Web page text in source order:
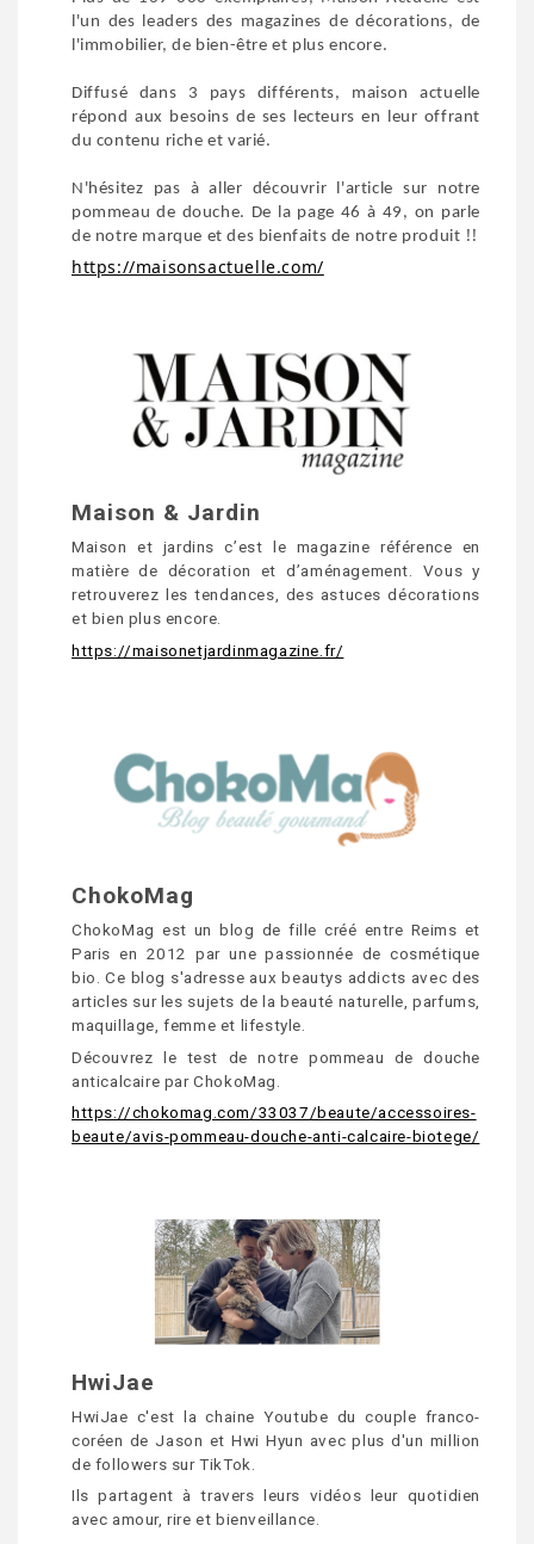
l'un des leaders des magazines de décorations, de
l'immobilier, de bien-être et plus encore.
Diffusé dans 3 pays différents, maison actuelle
répond aux besoins de ses lecteurs en leur offrant
du contenu riche et varié.
N'hésitez pas à aller découvrir l'article sur notre
pommeau de douche. De la page 46 à 49, on parle
de notre marque et des bienfaits de notre produit !!
https://maisonsactuelle.com/
Maison & Jardin
Maison et jardins c’est le magazine référence en
matière de décoration et d’aménagement. Vous y
retrouverez les tendances, des astuces décorations
et bien plus encore.
https://maisonetjardinmagazine.fr/
ChokoMag
ChokoMag est un blog de fille créé entre Reims et
Paris en 2012 par une passionnée de cosmétique
bio. Ce blog s'adresse aux beautys addicts avec des
articles sur les sujets de la beauté naturelle, parfums,
maquillage, femme et lifestyle.
Découvrez le test de notre pommeau de douche
anticalcaire par ChokoMag.
https://chokomag.com/33037/beaute/accessoires-
beaute/avis-pommeau-douche-anti-calcaire-biotege/
HwiJae
HwiJae c'est la chaine Youtube du couple franco-
coréen de Jason et Hwi Hyun avec plus d'un million
de followers sur TikTok.
Ils partagent à travers leurs vidéos leur quotidien
avec amour, rire et bienveillance.